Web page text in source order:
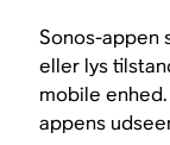
Sonos-appen
eller lys
mobile
appens